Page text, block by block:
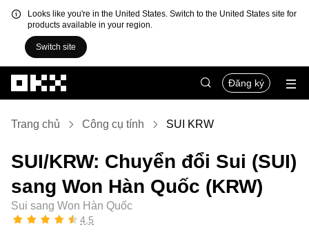
Looks like you're in the United States. Switch to the United States site for
products available in your region.
Switch site
Đăng ký
Trang chủ Công cụ tính SUI KRW
SUI/KRW: Chuyển đổi Sui (SUI)
sang Won Hàn Quốc (KRW)
Sui sang Won Hàn Quốc
4,5